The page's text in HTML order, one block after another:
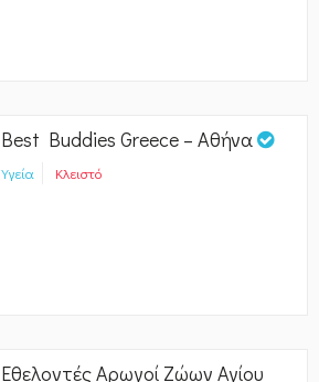
Best Buddies Greece – Αθήνα
Υγεία Κλειστό
Εθελοντές Αρωγοί Ζώων Αγίου